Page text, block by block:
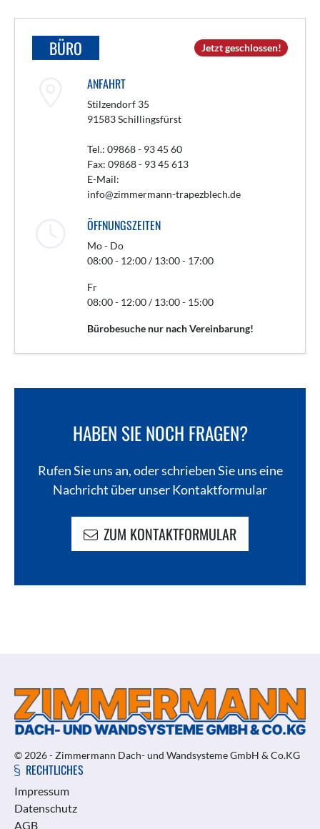
BÜRO Jetzt geschlossen!
ANFAHRT
Stilzendorf 35
91583 Schillingsfürst
Tel.: 09868 - 93 45 60
Fax: 09868 - 93 45 613
E-Mail:
info@zimmermann-trapezblech.de
ÖFFNUNGSZEITEN
Mo - Do
08:00 - 12:00 / 13:00 - 17:00
Fr
08:00 - 12:00 / 13:00 - 15:00
Bürobesuche nur nach Vereinbarung!
HABEN SIE NOCH FRAGEN?
Rufen Sie uns an, oder schrieben Sie uns eine
Nachricht über unser Kontaktformular
ZUM KONTAKTFORMULAR
© 2026 - Zimmermann Dach- und Wandsysteme GmbH & Co.KG
RECHTLICHES
Impressum
Datenschutz
AGB